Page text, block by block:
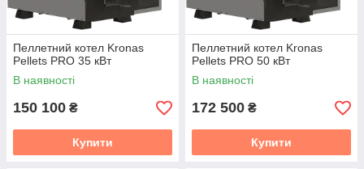
Пеллетний котел Kronas
Pellets PRO 35 кВт
В наявності
150 100 ₴
Купити
Пеллетний котел Kronas
Pellets PRO 50 кВт
В наявності
172 500 ₴
Купити